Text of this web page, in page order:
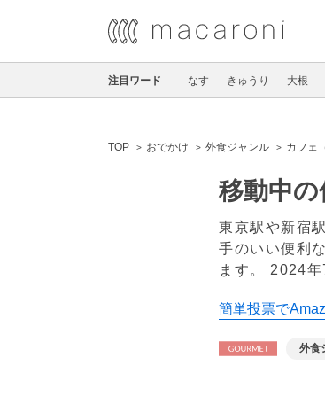
注目ワード なす きゅうり 大根
TOP おでかけ 外食ジャンル カフェ
移動中
東京駅や新宿
手のいい便利
ます。 2024
簡単投票で
外食